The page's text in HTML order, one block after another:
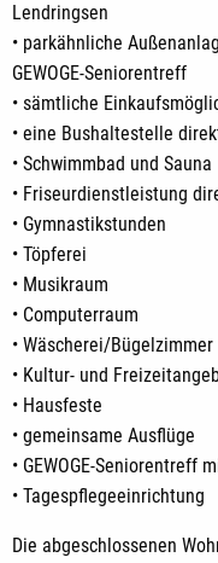
Lendringsen
• parkähnliche
GEWOGE-Seniorentreff
• sämtliche
• eine Bushaltestelle
• Schwimmbad und Sauna
• Friseurdienstleistung
• Gymnastikstunden
• Töpferei
• Musikraum
• Computerraum
• Wäscherei/Bügelzimmer
• Kultur- und
• Hausfeste
• gemeinsame Ausflüge
• GEWOGE-Seniorentreff
• Tagespflegeeinrichtung
Die abgeschlossenen